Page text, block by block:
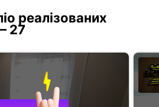
реалізованих
27